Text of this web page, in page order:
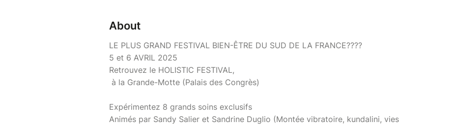
About
LE PLUS GRAND FESTIVAL BIEN-ÊTRE DU SUD DE LA FRANCE????
5 et 6 AVRIL 2025
Retrouvez le HOLISTIC FESTIVAL,
à la Grande-Motte (Palais des Congrès)
Expérimentez 8 grands soins exclusifs
Animés par Sandy Salier et Sandrine Duglio (Montée vibratoire, kundalini, vies